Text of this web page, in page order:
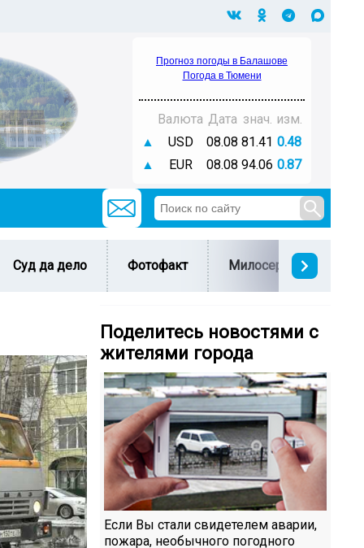
Прогноз погоды в Балашове
Погода в Тюмени
Валюта Дата знач. изм.
▲
USD 08.08 81.41 0.48
▲
EUR 08.08 94.06 0.87
Суд да дело Фотофакт Милосердие
Поделитесь новостями с
жителями города
Если Вы стали свидетелем аварии,
пожара, необычного погодного